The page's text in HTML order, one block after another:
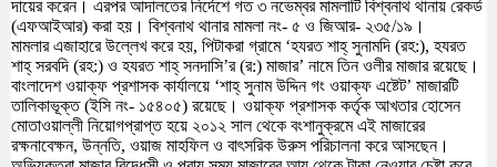
দায়ের করেন। এরপর আদালতের নির্দেশে গত ৩ নভেম্বর মামলাটি বিশ্বনাথ থানায় রেকর্ড
(এফআইআর) করা হয়। বিশ্বনাথ থানার মামলা নং- ৫ ও জিআর- ২৩৫/১৯।
মামলার এজাহারে উল্লেখ করে হয়, পিটাকরা গ্রামে ‘হযরত শাহ্ সুনামদি (রহ:), হযরত
শাহ্ সরবদি (রহ:) ও হযরত শাহ্ সনদাসি’র (র:) মাজার’ নামে তিন ওলীর মাজার রয়েছে।
বাংলাদেশ ওয়াক্ফ প্রশাসক কার্যালয়ে ‘শাহ্ সুনাম উদ্দিন গং ওয়াক্ফ এষ্টেট’ মাজারটি
তালিকাভূক্ত (ইসি নং- ১৫৪০৫) রয়েছে। ওয়াক্ফ প্রশাসক কর্তৃক আখতার হোসেন
মোতাওয়াল্লী নিয়োগপ্রাপ্ত হয়ে ২০১২ সাল থেকে বংশানুক্রমে এই মাজারের
রক্ষনাবেক্ষন, উন্নতি, ওয়াজ মাহফিল ও বাৎসরিক উরুস পরিচালনা করে আসছেন।